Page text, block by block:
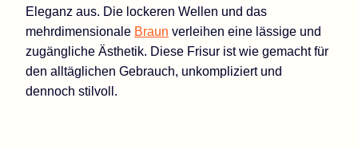
Eleganz aus. Die lockeren Wellen und das
mehrdimensionale Braun verleihen eine lässige und
zugängliche Ästhetik. Diese Frisur ist wie gemacht für
den alltäglichen Gebrauch, unkompliziert und
dennoch stilvoll.